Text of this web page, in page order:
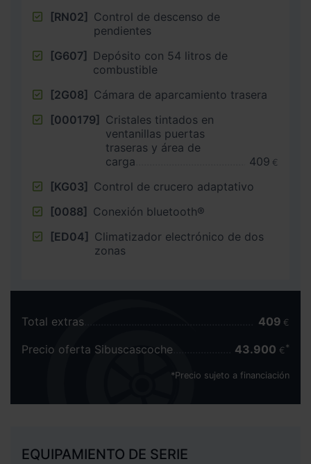
[RN02] Control de descenso de
pendientes
[G607] Depósito con 54 litros de
combustible
[2G08] Cámara de aparcamiento trasera
[000179] Cristales tintados en
ventanillas puertas
traseras y área de
carga
409 €
[KG03] Control de crucero adaptativo
[0088] Conexión bluetooth®
[ED04] Climatizador electrónico de dos
zonas
Total extras 409 €
Precio oferta Sibuscascoche 43.900 €
*Precio sujeto a financiación
EQUIPAMIENTO DE SERIE